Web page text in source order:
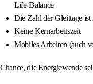
Life-Balance
Die Zahl der Gleittage ist
Keine Kernarbeitszeit
Mobiles Arbeiten (auch
Chance, die Energiewende